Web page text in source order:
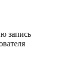
запись